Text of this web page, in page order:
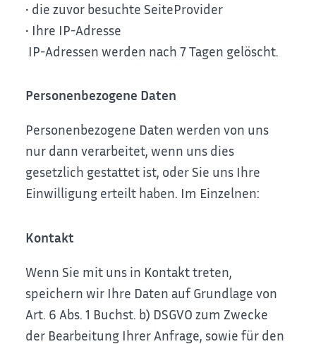
• die zuvor besuchte SeiteProvider
• Ihre IP-Adresse
IP-Adressen werden nach 7 Tagen gelöscht.
Personenbezogene Daten
Personenbezogene Daten werden von uns
nur dann verarbeitet, wenn uns dies
gesetzlich gestattet ist, oder Sie uns Ihre
Einwilligung erteilt haben. Im Einzelnen:
Kontakt
Wenn Sie mit uns in Kontakt treten,
speichern wir Ihre Daten auf Grundlage von
Art. 6 Abs. 1 Buchst. b) DSGVO zum Zwecke
der Bearbeitung Ihrer Anfrage, sowie für den